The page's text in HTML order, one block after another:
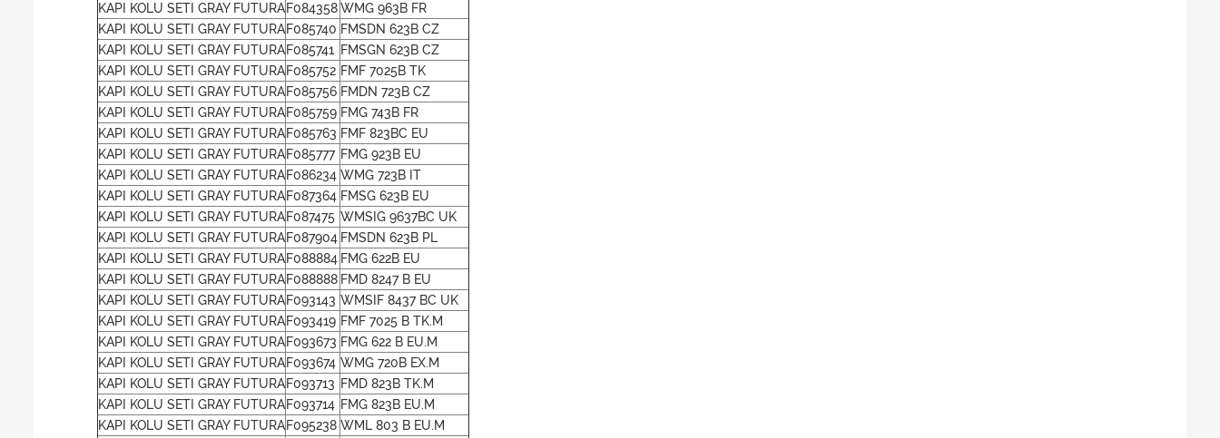
KAPI KOLU SETI GRAY FUTURAF084358WMG 963B FR
KAPI KOLU SETI GRAY FUTURAF085740 FMSDN 623B CZ
KAPI KOLU SETI GRAY FUTURAF085741 FMSGN 623B CZ
KAPI KOLU SETI GRAY FUTURAF085752 FMF 7025B TK
KAPI KOLU SETI GRAY FUTURAF085756 FMDN 723B CZ
KAPI KOLU SETI GRAY FUTURAF085759 FMG 743B FR
KAPI KOLU SETI GRAY FUTURAF085763 FMF 823BC EU
KAPI KOLU SETI GRAY FUTURAF085777 FMG 923B EU
KAPI KOLU SETI GRAY FUTURAF086234 WMG 723B IT
KAPI KOLU SETI GRAY FUTURAF087364 FMSG 623B EU
KAPI KOLU SETI GRAY FUTURAF087475 WMSIG 9637BC UK
KAPI KOLU SETI GRAY FUTURAF087904 FMSDN 623B PL
KAPI KOLU SETI GRAY FUTURAF088884 FMG 622B EU
KAPI KOLU SETI GRAY FUTURAF088888 FMD 8247 B EU
KAPI KOLU SETI GRAY FUTURAF093143 WMSIF 8437 BC UK
KAPI KOLU SETI GRAY FUTURAF093419 FMF 7025 B TK.M
KAPI KOLU SETI GRAY FUTURAF093673 FMG 622 B EU.M
KAPI KOLU SETI GRAY FUTURAF093674 WMG 720B EX.M
KAPI KOLU SETI GRAY FUTURAF093713 FMD 823B TK.M
KAPI KOLU SETI GRAY FUTURAF093714 FMG 823B EU.M
KAPI KOLU SETI GRAY FUTURAF095238 WML 803 B EU.M